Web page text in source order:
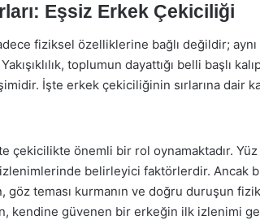
Eşsiz Erkek Çekiciliği
fiziksel özelliklerine bağlı değildir;
toplumun dayattığı belli başlı
İşte erkek çekiciliğinin sırlarına dair
çekicilikte önemli bir rol oynamaktadır. Yüz
belirleyici faktörlerdir. Ancak
göz teması kurmanın ve doğru duruşun
kendine güvenen bir erkeğin ilk izlenimi